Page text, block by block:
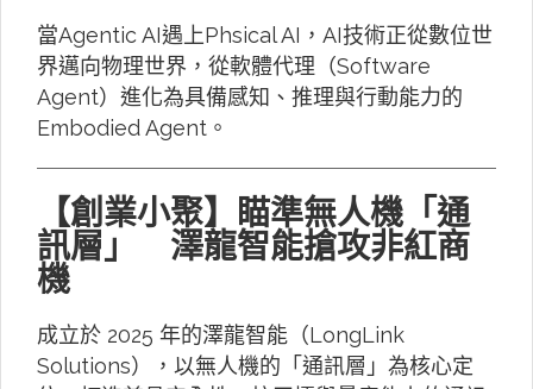
當Agentic AI遇上Phsical AI，AI技術正從數位世
界邁向物理世界，從軟體代理（Software
Agent）進化為具備感知、推理與行動能力的
Embodied Agent。
【創業小聚】瞄準無人機「通
訊層」 澤龍智能搶攻非紅商
機
成立於 2025 年的澤龍智能（LongLink
Solutions），以無人機的「通訊層」為核心定